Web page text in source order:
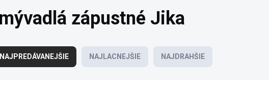
zápustné Jika
NAJPREDÁVANEJŠIE NAJLACNEJŠIE NAJDRAHŠIE